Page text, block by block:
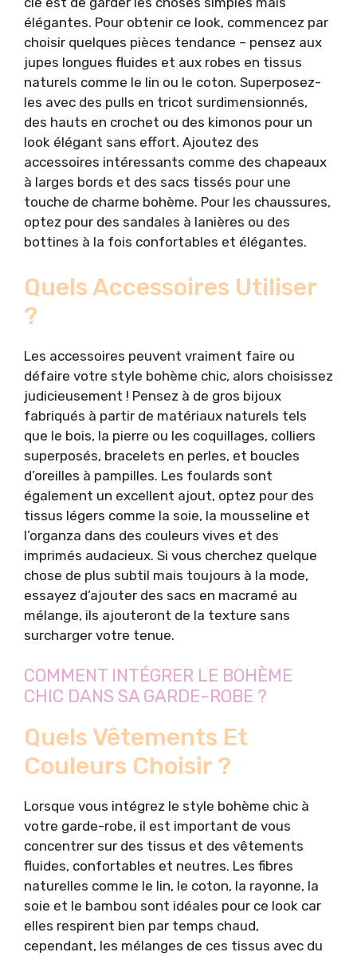
élégantes. Pour obtenir ce look, commencez par
choisir quelques pièces tendance – pensez aux
jupes longues fluides et aux robes en tissus
naturels comme le lin ou le coton. Superposez-
les avec des pulls en tricot surdimensionnés,
des hauts en crochet ou des kimonos pour un
look élégant sans effort. Ajoutez des
accessoires intéressants comme des chapeaux
à larges bords et des sacs tissés pour une
touche de charme bohème. Pour les chaussures,
optez pour des sandales à lanières ou des
bottines à la fois confortables et élégantes.
Quels Accessoires Utiliser
?
Les accessoires peuvent vraiment faire ou
défaire votre style bohème chic, alors choisissez
judicieusement ! Pensez à de gros bijoux
fabriqués à partir de matériaux naturels tels
que le bois, la pierre ou les coquillages, colliers
superposés, bracelets en perles, et boucles
d’oreilles à pampilles. Les foulards sont
également un excellent ajout, optez pour des
tissus légers comme la soie, la mousseline et
l’organza dans des couleurs vives et des
imprimés audacieux. Si vous cherchez quelque
chose de plus subtil mais toujours à la mode,
essayez d’ajouter des sacs en macramé au
mélange, ils ajouteront de la texture sans
surcharger votre tenue.
COMMENT INTÉGRER LE BOHÈME
CHIC DANS SA GARDE-ROBE ?
Quels Vêtements Et
Couleurs Choisir ?
Lorsque vous intégrez le style bohème chic à
votre garde-robe, il est important de vous
concentrer sur des tissus et des vêtements
fluides, confortables et neutres. Les fibres
naturelles comme le lin, le coton, la rayonne, la
soie et le bambou sont idéales pour ce look car
elles respirent bien par temps chaud,
cependant, les mélanges de ces tissus avec du